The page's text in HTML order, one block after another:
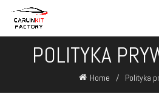
POLITYKA
Home Polityka